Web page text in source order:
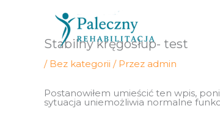
Stabilny kręgosłup- test
/ Bez kategorii / Przez admin
Postanowiłem umieścić ten wpis,
sytuacja uniemożliwia normalne